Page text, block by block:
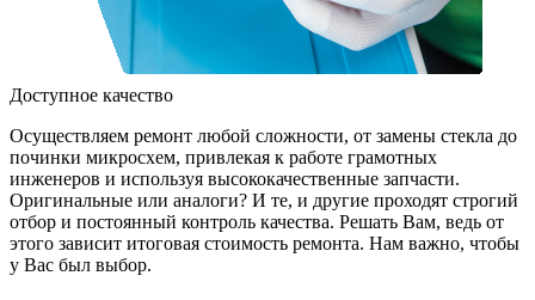
Доступное качество
Осуществляем ремонт любой сложности, от замены стекла до
починки микросхем, привлекая к работе грамотных
инженеров и используя высококачественные запчасти.
Оригинальные или аналоги? И те, и другие проходят строгий
отбор и постоянный контроль качества. Решать Вам, ведь от
этого зависит итоговая стоимость ремонта. Нам важно, чтобы
у Вас был выбор.